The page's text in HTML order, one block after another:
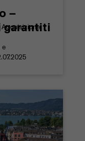
–
garantiti
e